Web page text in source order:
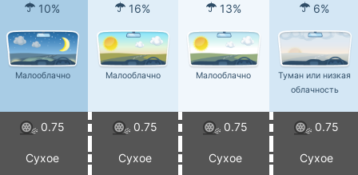
10% 16% 13% 6%
Малооблачно Малооблачно Малооблачно
Туман или низкая
облачность
0.75 0.75 0.75 0.75
Сухое Сухое Сухое Сухое